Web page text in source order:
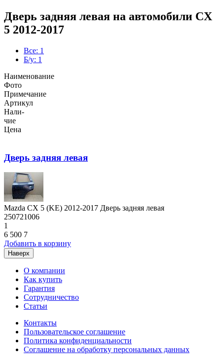
Дверь задняя левая на автомобили CX
5 2012-2017
Все: 1
Б/у: 1
Наименование
Фото
Примечание
Артикул
Нали-
чие
Цена
Дверь задняя левая
Mazda CX 5 (KE) 2012-2017 Дверь задняя левая
250721006
1
6 500 7
Добавить в корзину
Наверх
О компании
Как купить
Гарантия
Сотрудничество
Статьи
Контакты
Пользовательское соглашение
Политика конфиденциальности
Соглашение на обработку персональных данных